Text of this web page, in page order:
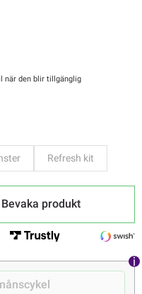
när den blir tillgänglig
Refresh kit
Bevaka produkt